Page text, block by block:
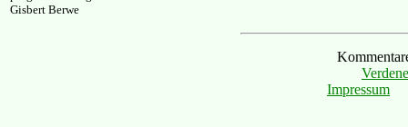
Gisbert Berwe
Impressum